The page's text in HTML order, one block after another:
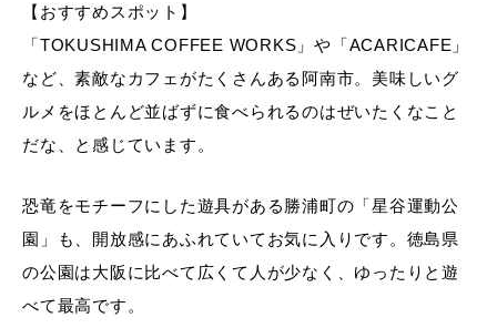
【おすすめスポット】
「TOKUSHIMA COFFEE WORKS」や「ACARICAFE」
など、素敵なカフェがたくさんある阿南市。美味しいグ
ルメをほとんど並ばずに食べられるのはぜいたくなこと
だな、と感じています。
恐竜をモチーフにした遊具がある勝浦町の「星谷運動公
園」も、開放感にあふれていてお気に入りです。徳島県
の公園は大阪に比べて広くて人が少なく、ゆったりと遊
べて最高です。